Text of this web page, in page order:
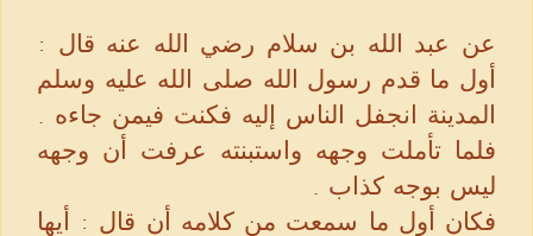
عن عبد الله بن سلام رضي الله عنه قال :
أول ما قدم رسول الله صلى الله عليه وسلم
المدينة انجفل الناس إليه فكنت فيمن جاءه .
فلما تأملت وجهه واستبنته عرفت أن وجهه
ليس بوجه كذاب .
فكان أول ما سمعت من كلامه أن قال : أيها